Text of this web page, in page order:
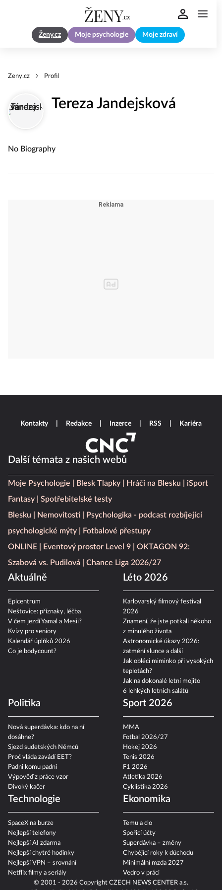
Ženy.cz Moje psychologie Moje zdraví
Zeny.cz Profil
Tereza Jandejsková
No Biography
Další témata z našich webů
Moje Psychologie Blesk Tlapky Hráči na Blesku
iSport
Fantasy
Spotřebitelské testy
Blesku
Nemovitosti
Psychologika - podcast rozbíjející
psychologické mýty
Fotbalové přestupy
ONLINE
Eventový prostor Level 9
OKTAGON 92:
Szabová vs. Pudilová
Chance Liga 2026/27
Aktuálně
Epicentrum
Neštovice: příznaky, léčba
V čem jezdí Yamal a Mesii?
Kvízy pro seniory
Kalendář úplňků 2026
Co je bodycount?
Léto 2026
Karlovarský filmový festival
2026
Znamení, že jste potkali někoho
z minulého života
Astronomické úkazy 2026:
zatmění slunce a další
Jak obléci miminko při vysokých
teplotách?
Jak na dokonalé letní mojito
6 lehkých letních salátů
Politika
Nová superdávka: kdo na ní
dosáhne?
Sjezd sudetských Němců
Proč vláda zavádí EET?
Padni komu padni
Výpověď z práce vzor
Divoký kačer
Sport 2026
MMA
Fotbal 2026/27
Hokej 2026
Tenis 2026
F1 2026
Atletika 2026
Cyklistika 2026
Technologie
SpaceX na burze
Nejlepší telefony
Nejlepší AI zdarma
Nejlepší chytré hodinky
Nejlepší VPN – srovnání
Netflix filmy a seriály
Ekonomika
Temu a clo
Spořicí účty
Superdávka – změny
Chybějící roky k důchodu
Minimální mzda 2027
Vedro v práci
Kontakty Redakce Inzerce RSS Kariéra
© 2001 - 2026 Copyright CZECH NEWS CENTER a.s.